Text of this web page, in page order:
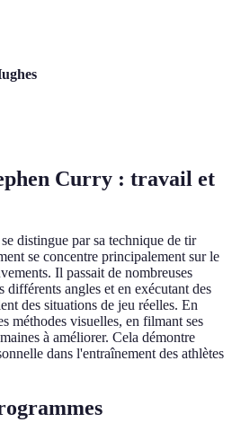
Curry : travail et
distingue par sa technique de tir
se concentre principalement sur le
Il passait de nombreuses
différents angles et en exécutant des
des situations de jeu réelles. En
méthodes visuelles, en filmant ses
à améliorer. Cela démontre
dans l'entraînement des athlètes